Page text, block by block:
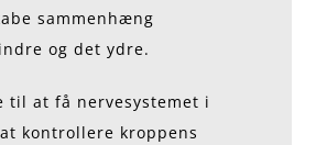
sammenhæng
og det ydre.
til at få nervesystemet i
kontrollere kroppens